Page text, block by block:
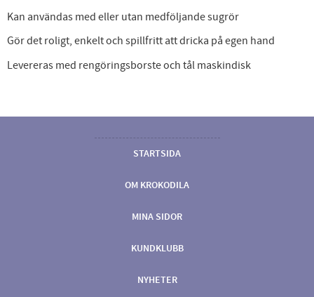
Kan användas med eller utan medföljande sugrör
Gör det roligt, enkelt och spillfritt att dricka på egen hand
Levereras med rengöringsborste och tål maskindisk
STARTSIDA
OM KROKODILA
MINA SIDOR
KUNDKLUBB
NYHETER